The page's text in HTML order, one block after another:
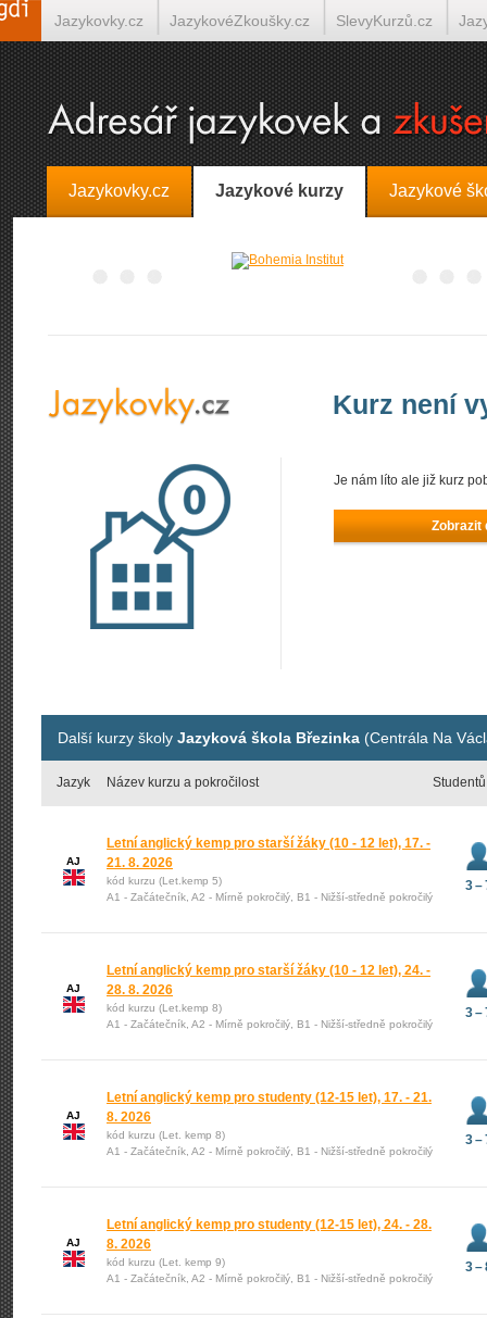
Jazykovky.cz Jazykové kurzy Jazykové
Kurz není
Je nám líto ale již kurz
Zobrazit
Další kurzy školy Jazyková škola Březinka (Centrála Na
Jazyk Název kurzu a pokročilost Studentů
AJ
Letní anglický kemp pro starší žáky (10 - 12 let), 17. -
21. 8. 2026
kód kurzu (Let.kemp 5)
A1 - Začátečník, A2 - Mírně pokročilý, B1 - Nižší-středně pokročilý
3 –
AJ
Letní anglický kemp pro starší žáky (10 - 12 let), 24. -
28. 8. 2026
kód kurzu (Let.kemp 8)
A1 - Začátečník, A2 - Mírně pokročilý, B1 - Nižší-středně pokročilý
3 –
AJ
Letní anglický kemp pro studenty (12-15 let), 17. - 21.
8. 2026
kód kurzu (Let. kemp 8)
A1 - Začátečník, A2 - Mírně pokročilý, B1 - Nižší-středně pokročilý
3 –
AJ
Letní anglický kemp pro studenty (12-15 let), 24. - 28.
8. 2026
kód kurzu (Let. kemp 9)
A1 - Začátečník, A2 - Mírně pokročilý, B1 - Nižší-středně pokročilý
3 –
Jazykovky.cz JazykovéZkoušky.cz SlevyKurzů.cz
Španělština on-line Italština on-line Tlumočení-